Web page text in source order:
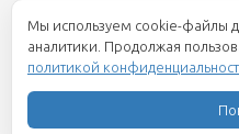
8 800
Единый номер,
Мы используем cookie-файлы
аналитики. Продолжая
политикой